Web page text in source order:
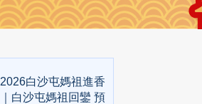
2026白沙屯媽祖進香
｜白沙屯媽祖回鑾 預